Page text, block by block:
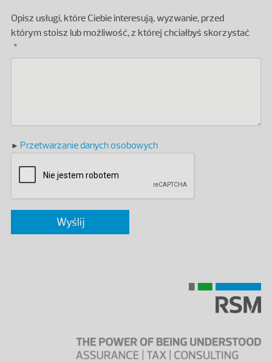
Opisz usługi, które Ciebie interesują, wyzwanie, przed
którym stoisz lub możliwość, z której chciałbyś skorzystać
Przetwarzanie danych osobowych